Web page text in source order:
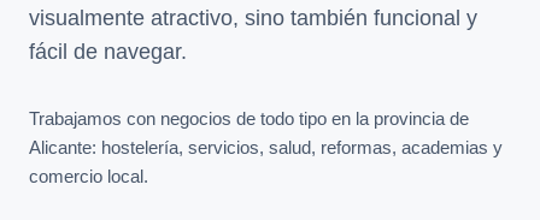
visualmente atractivo, sino también funcional y
fácil de navegar.
Trabajamos con negocios de todo tipo en la provincia de
Alicante: hostelería, servicios, salud, reformas, academias y
comercio local.